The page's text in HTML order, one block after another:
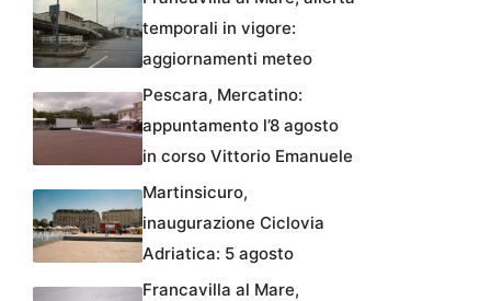
temporali in vigore:
aggiornamenti meteo
Pescara, Mercatino:
appuntamento l’8 agosto
in corso Vittorio Emanuele
Martinsicuro,
inaugurazione Ciclovia
Adriatica: 5 agosto
Francavilla al Mare,